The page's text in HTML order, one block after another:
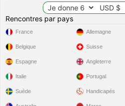
Rencontres par pays
France
Belgique
Espagne
Italie
Suède
Allemagne
Suisse
Angleterre
Portugal
Handicapés